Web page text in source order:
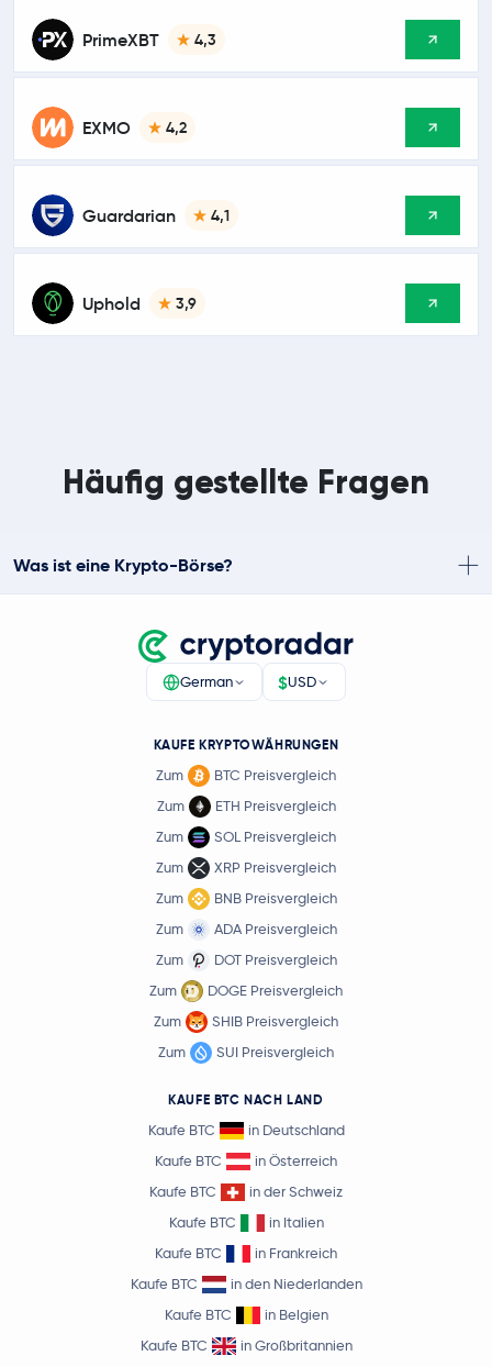
PrimeXBT 4,3
EXMO 4,2
Guardarian 4,1
Uphold 3,9
Häufig gestellte Fragen
Was ist eine Krypto-Börse?
German $USD
KAUFE KRYPTOWÄHRUNGEN
Zum
BTC Preisvergleich
Zum
ETH Preisvergleich
Zum
SOL Preisvergleich
Zum
XRP Preisvergleich
Zum
BNB Preisvergleich
Zum
ADA Preisvergleich
Zum
DOT Preisvergleich
Zum
DOGE Preisvergleich
Zum
SHIB Preisvergleich
Zum
SUI Preisvergleich
KAUFE BTC NACH LAND
Kaufe BTC
in Deutschland
Kaufe BTC
in Österreich
Kaufe BTC
in der Schweiz
Kaufe BTC
in Italien
Kaufe BTC
in Frankreich
Kaufe BTC
in den Niederlanden
Kaufe BTC
in Belgien
Kaufe BTC
in Großbritannien